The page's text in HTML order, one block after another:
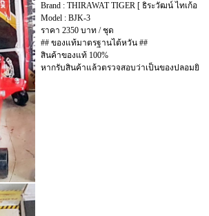
Brand : THIRAWAT TIGER [ ธิระวัฒน์ ไทเก้อ ]
Model : BJK-3
ราคา 2350 บาท / ชุด
## ของแท้มาตรฐานไต้หวัน ##
สินค้าของแท้ 100%
หากรับสินค้าแล้วตรวจสอบว่าเป็นของปลอมยิน